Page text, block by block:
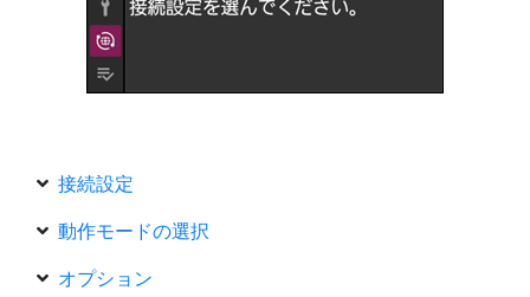
接続設定
動作モードの選択
オプション